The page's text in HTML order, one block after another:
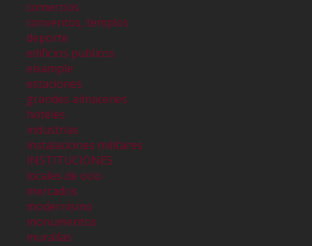
comercios
conventos, templos
deporte
edificios publicos
eixample
estaciones
grandes almacenes
hoteles
industrias
instalaciones militares
INSTITUCIONES
locales de ocio
mercados
modernismo
monumentos
murallas